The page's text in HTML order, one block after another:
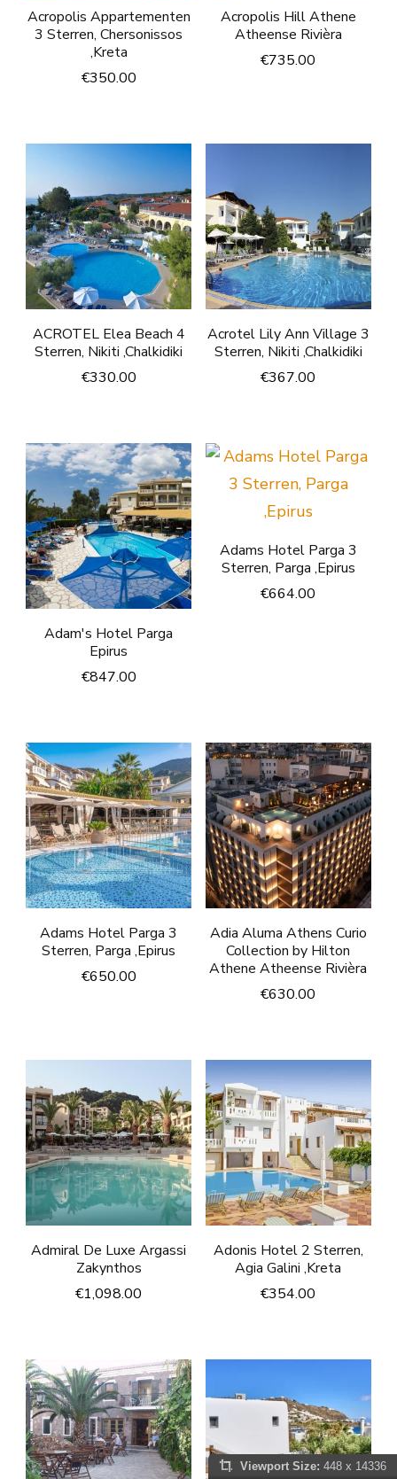
Acropolis Appartementen
3 Sterren, Chersonissos
,Kreta
€350.00
Acropolis Hill Athene
Atheense Rivièra
€735.00
ACROTEL Elea Beach 4
Sterren, Nikiti ,Chalkidiki
€330.00
Acrotel Lily Ann Village 3
Sterren, Nikiti ,Chalkidiki
€367.00
Adam's Hotel Parga
Epirus
€847.00
Adams Hotel Parga 3
Sterren, Parga ,Epirus
€664.00
Adams Hotel Parga 3
Sterren, Parga ,Epirus
€650.00
Adia Aluma Athens Curio
Collection by Hilton
Athene Atheense Rivièra
€630.00
Admiral De Luxe Argassi
Zakynthos
€1,098.00
Adonis Hotel 2 Sterren,
Agia Galini ,Kreta
€354.00
Viewport Size: 448 x 14336